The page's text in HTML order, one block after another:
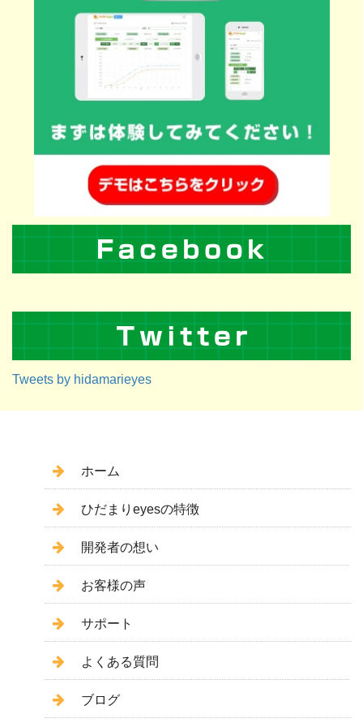
Tweets by hidamarieyes
ホーム
ひだまりeyesの特徴
開発者の想い
お客様の声
サポート
よくある質問
ブログ